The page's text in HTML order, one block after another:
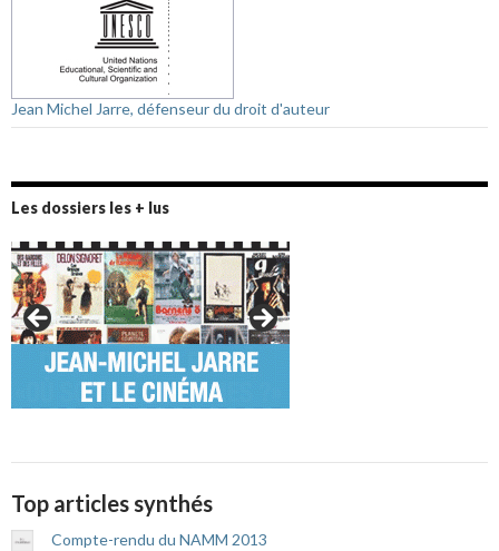
Jean Michel Jarre, défenseur du droit d'auteur
Les dossiers les + lus
Top articles synthés
Compte-rendu du NAMM 2013